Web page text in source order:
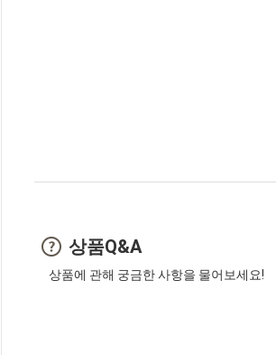
상품Q&A
상품에 관해 궁금한 사항을 물어보세요!